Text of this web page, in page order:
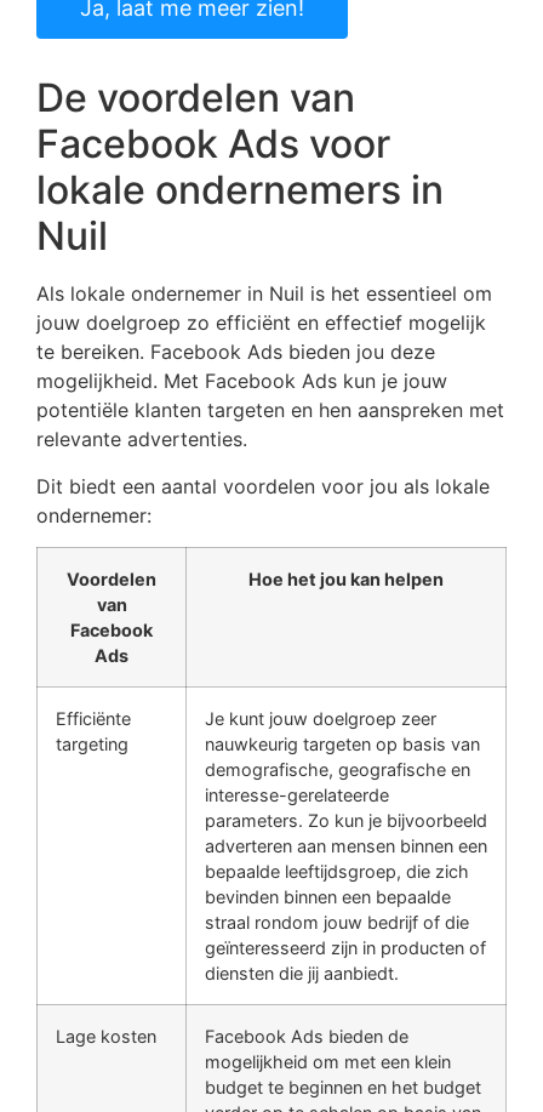
Ja, laat me meer zien!
De voordelen van
Facebook Ads voor
lokale ondernemers in
Nuil
Als lokale ondernemer in Nuil is het essentieel om
jouw doelgroep zo efficiënt en effectief mogelijk
te bereiken. Facebook Ads bieden jou deze
mogelijkheid. Met Facebook Ads kun je jouw
potentiële klanten targeten en hen aanspreken met
relevante advertenties.
Dit biedt een aantal voordelen voor jou als lokale
ondernemer:
Voordelen
van
Facebook
Ads
Hoe het jou kan helpen
Efficiënte
targeting
Je kunt jouw doelgroep zeer
nauwkeurig targeten op basis van
demografische, geografische en
interesse-gerelateerde
parameters. Zo kun je bijvoorbeeld
adverteren aan mensen binnen een
bepaalde leeftijdsgroep, die zich
bevinden binnen een bepaalde
straal rondom jouw bedrijf of die
geïnteresseerd zijn in producten of
diensten die jij aanbiedt.
Lage kosten
Facebook Ads bieden de
mogelijkheid om met een klein
budget te beginnen en het budget